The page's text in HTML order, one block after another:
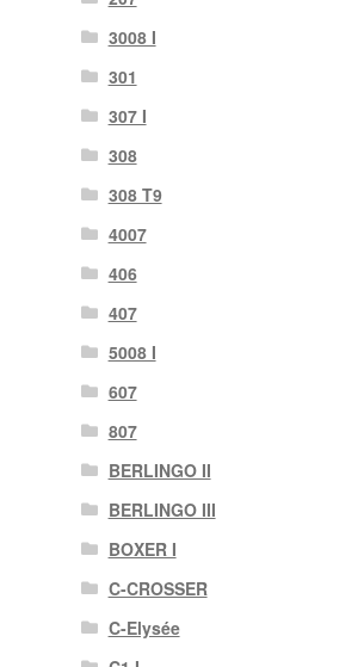
3008 I
301
307 I
308
308 T9
4007
406
407
5008 I
607
807
BERLINGO II
BERLINGO III
BOXER I
C-CROSSER
C-Elysée